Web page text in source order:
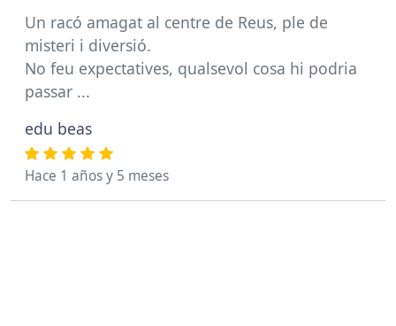
Un racó amagat al centre de Reus, ple de
misteri i diversió.
No feu expectatives, qualsevol cosa hi podria
passar ...
edu beas
Hace 1 años y 5 meses